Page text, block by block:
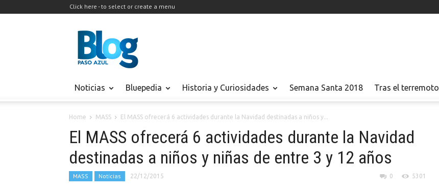
Click here - to select or create a menu
Noticias Bluepedia Historia y Curiosidades Semana Santa 2018 Tras el terremoto
Home MASS El MASS ofrecerá 6 actividades durante la Navidad destinadas a niños y...
El MASS ofrecerá 6 actividades durante la Navidad
destinadas a niños y niñas de entre 3 y 12 años
MASS Noticias 22/12/2015 0 5301